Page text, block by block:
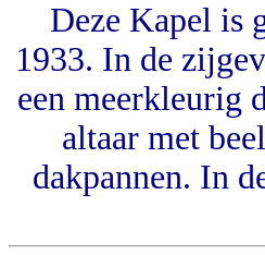
Deze Kapel is
1933. In de
een meerkleurig
altaar met
dakpannen. In